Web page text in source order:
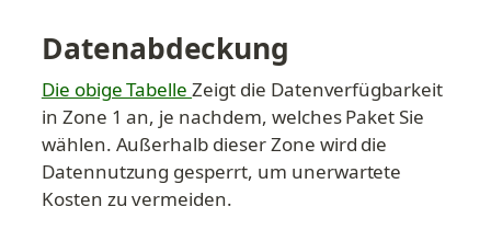
Datenabdeckung
Die obige Tabelle Zeigt die Datenverfügbarkeit
in Zone 1 an, je nachdem, welches Paket Sie
wählen. Außerhalb dieser Zone wird die
Datennutzung gesperrt, um unerwartete
Kosten zu vermeiden.